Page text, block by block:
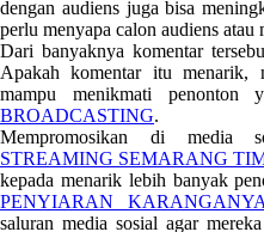
dengan audiens juga bisa
perlu menyapa calon audiens atau
Dari banyaknya komentar
Apakah komentar itu menarik,
mampu menikmati penonton
BROADCASTING.
Mempromosikan di media
STREAMING SEMARANG
kepada menarik lebih banyak
PENYIARAN
saluran media sosial agar